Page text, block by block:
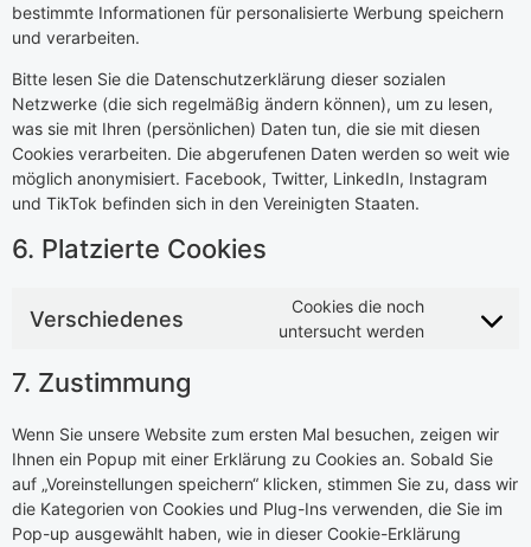
bestimmte Informationen für personalisierte Werbung speichern
und verarbeiten.
Bitte lesen Sie die Datenschutzerklärung dieser sozialen
Netzwerke (die sich regelmäßig ändern können), um zu lesen,
was sie mit Ihren (persönlichen) Daten tun, die sie mit diesen
Cookies verarbeiten. Die abgerufenen Daten werden so weit wie
möglich anonymisiert. Facebook, Twitter, LinkedIn, Instagram
und TikTok befinden sich in den Vereinigten Staaten.
6. Platzierte Cookies
Verschiedenes
Cookies die noch
untersucht werden
7. Zustimmung
Wenn Sie unsere Website zum ersten Mal besuchen, zeigen wir
Ihnen ein Popup mit einer Erklärung zu Cookies an. Sobald Sie
auf „Voreinstellungen speichern“ klicken, stimmen Sie zu, dass wir
die Kategorien von Cookies und Plug-Ins verwenden, die Sie im
Pop-up ausgewählt haben, wie in dieser Cookie-Erklärung